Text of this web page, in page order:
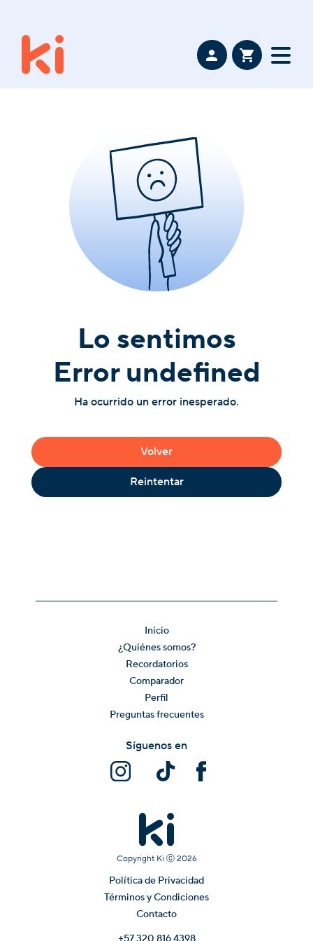
Lo sentimos
Error undefined
Ha ocurrido un error inesperado.
Volver
Reintentar
Inicio
¿Quiénes somos?
Recordatorios
Comparador
Perfil
Preguntas frecuentes
Copyright Ki ⓒ 2026
Política de Privacidad
Términos y Condiciones
Contacto
Síguenos en